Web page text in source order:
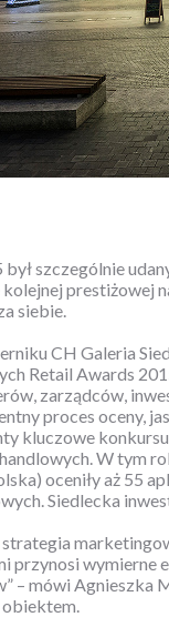
był szczególnie
prestiżowej
siebie.
CH Galeria
Retail Awards
zarządców,
proces oceny,
kluczowe
W tym
oceniły aż 55
Siedlecka
strategia
przynosi wymierne
– mówi Agnieszka